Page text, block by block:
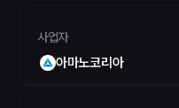
사업자
아마노코리아